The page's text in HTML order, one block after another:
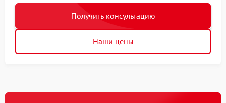
Получить консультацию
Наши цены